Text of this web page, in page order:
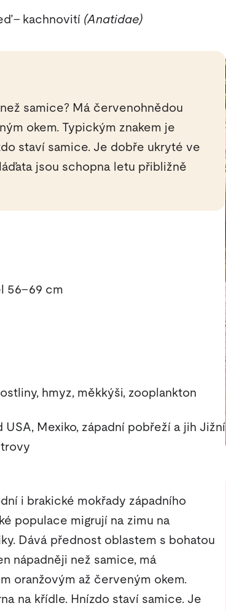
– kachnovití (Anatidae)
samice? Má červenohnědou
okem. Typickým znakem je
staví samice. Je dobře ukryté ve
jsou schopna letu přibližně
56–69 cm
hmyz, měkkýši, zooplankton
USA, Mexiko, západní pobřeží a jih Jižní
i brakické mokřady západního
populace migrují na zimu na
Dává přednost oblastem s bohatou
nápadněji než samice, má
oranžovým až červeným okem.
na křídle. Hnízdo staví samice. Je